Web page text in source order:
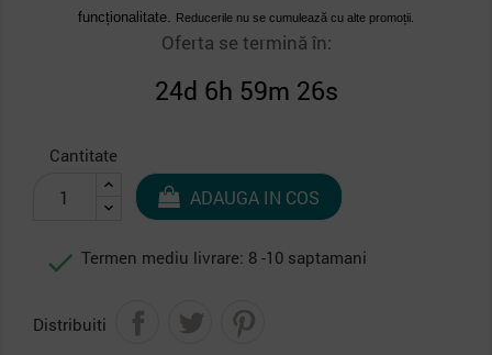
funcționalitate. Reducerile nu se cumulează cu alte promoții.
Oferta se termină în:
24d 6h 59m 25s
Cantitate
ADAUGA IN COS
 Termen mediu livrare: 8 -10 saptamani
Distribuiti